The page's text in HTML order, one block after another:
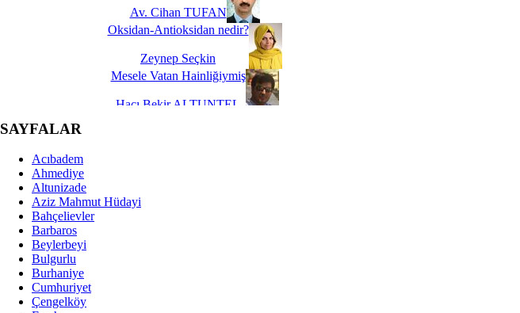
Av. Cihan TUFAN
Oksidan-Antioksidan nedir?
Zeynep Seçkin
Mesele Vatan Hainliğiymiş
Hacı Bekir ALTUNTEL
Dünya Fani, Ama Kısa Bir Süre De Olsa Burdayız
Hukukun Adaleti Kalmadı Üstadım!
İmar Sorunlarının Genel Çözümü ''Riskli Alan Dönüşümü''
SAYFALAR
Acıbadem
Ahmediye
Altunizade
Aziz Mahmut Hüdayi
Bahçelievler
Barbaros
Beylerbeyi
Bulgurlu
Burhaniye
Cumhuriyet
Çengelköy